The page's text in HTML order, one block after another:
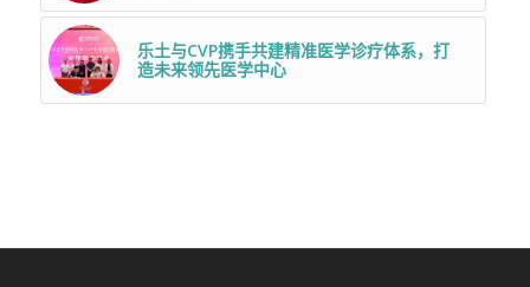
乐土与CVP携手共建精准医学诊疗体系，打
造未来领先医学中心